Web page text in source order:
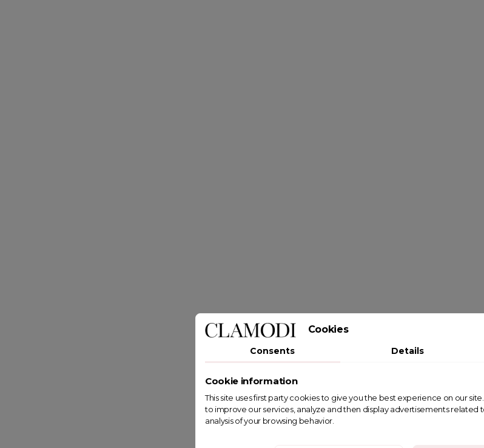
Cookies
Consents Details
Cookie information
This site uses first party cookies to give you the best experience on our
to improve our services, analyze and then display advertisements related
analysis of your browsing behavior.